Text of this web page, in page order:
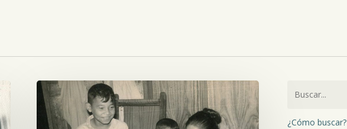
Abuela
con
sus
¿Cómo buscar?